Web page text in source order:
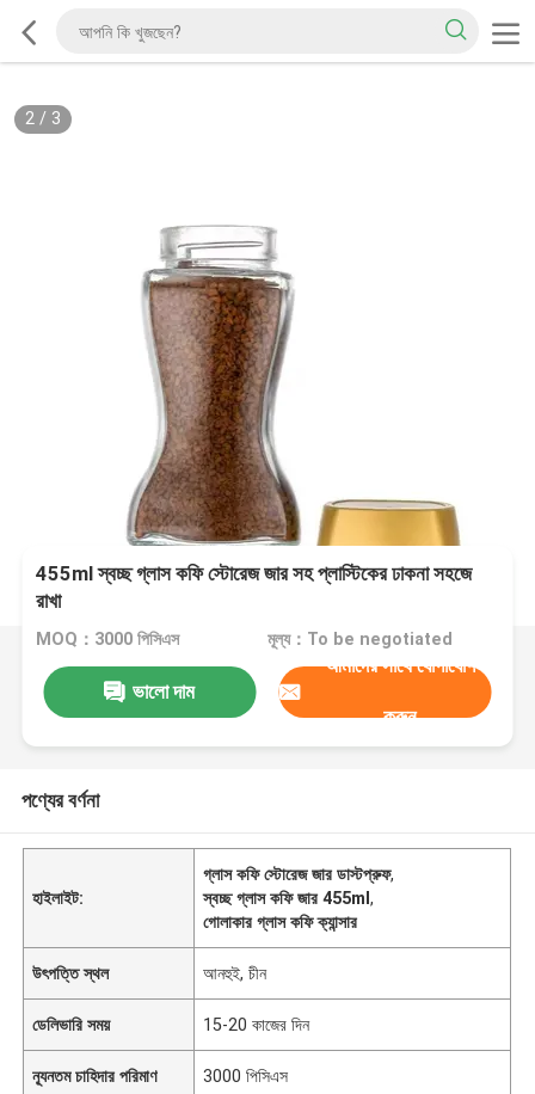
2/ 3
455ml স্বচ্ছ গ্লাস কফি স্টোরেজ জার সহ প্লাস্টিকের ঢাকনা সহজে
রাখা
MOQ：3000 পিসিএস মূল্য：To be negotiated
ভালো দাম
আমাদের সাথে যোগাযোগ
করুন
পণ্যের বর্ণনা
হাইলাইট:
গ্লাস কফি স্টোরেজ জার ডাস্টপ্রুফ,
স্বচ্ছ গ্লাস কফি জার 455ml,
গোলাকার গ্লাস কফি ক্যান্সার
উৎপত্তি স্থল আনহুই, চীন
ডেলিভারি সময় 15-20 কাজের দিন
ন্যূনতম চাহিদার পরিমাণ 3000 পিসিএস